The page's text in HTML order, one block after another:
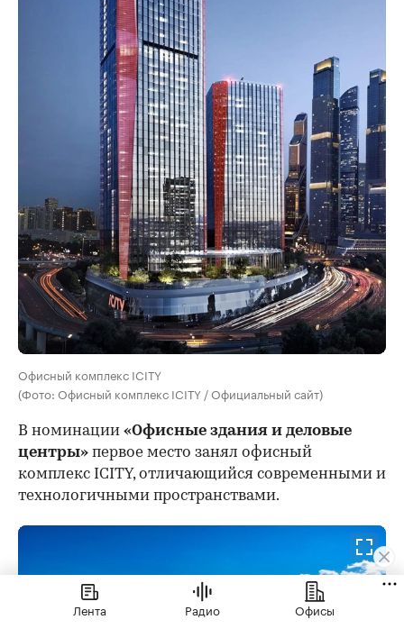
Офисный комплекс ICITY
(Фото: Офисный комплекс ICITY / Официальный сайт)
В номинации «Офисные здания и деловые
центры» первое место занял офисный
комплекс ICITY, отличающийся современными и
технологичными пространствами.
Лента Радио Офисы